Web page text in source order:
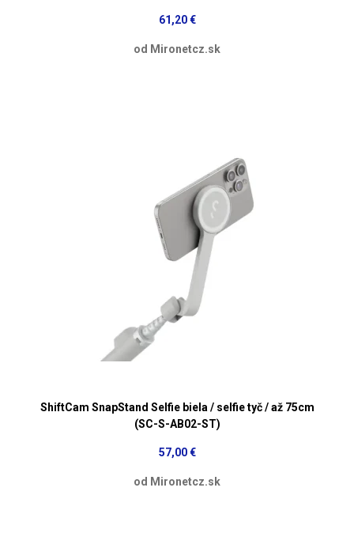
61,20 €
od Mironetcz.sk
ShiftCam SnapStand Selfie biela / selfie tyč / až 75cm
(SC-S-AB02-ST)
57,00 €
od Mironetcz.sk